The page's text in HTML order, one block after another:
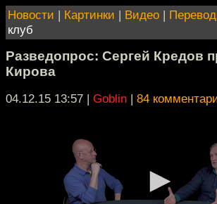
Новости | Картинки | Видео |
клуб
Разведопрос: Сергей Кредов
Кирова
04.12.15 13:57 | Goblin | 84